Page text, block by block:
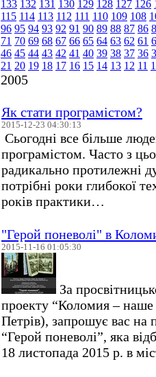
133 132 131 130 129 128 127 126
115 114 113 112 111 110 109 108
96 95 94 93 92 91 90 89 88 87 86
71 70 69 68 67 66 65 64 63 62 61
46 45 44 43 42 41 40 39 38 37 36
21 20 19 18 17 16 15 14 13 12 11
2005
Як стати програмістом?
2015-12-23 04:30:13
Сьогодні все більше
програмістом. Часто з
радикально протилежні
потрібні роки глибокої
років практики…
"Герой поневолі" в
2015-11-16 01:05:30
За
проекту “Коломия –
Петрів), запрошує вас на
“Герой поневолі”, яка
18 листопада 2015 р. в